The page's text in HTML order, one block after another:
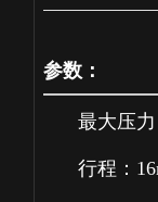
参数：
最大压
行程：